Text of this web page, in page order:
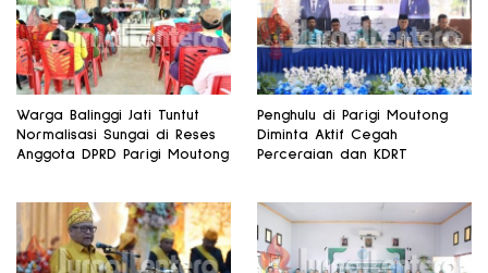
Warga Balinggi Jati Tuntut
Normalisasi Sungai di Reses
Anggota DPRD Parigi Moutong
Penghulu di Parigi Moutong
Diminta Aktif Cegah
Perceraian dan KDRT